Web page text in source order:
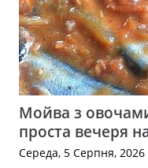
Мойва з
проста вечеря
Середа, 5 Серпня, 2026